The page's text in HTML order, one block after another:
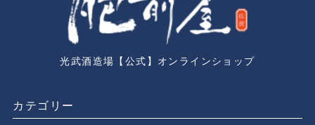
光武酒造場【公式】オンラインショップ
カテゴリー